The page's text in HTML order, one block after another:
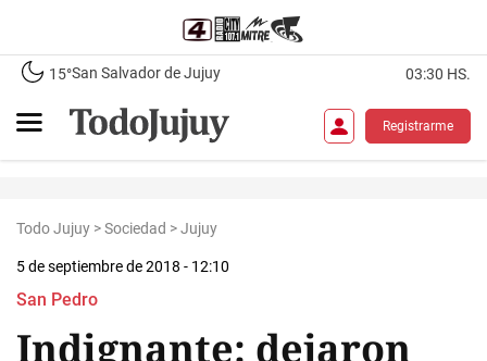
15°San Salvador de Jujuy 03:30 HS.
Registrarme
Todo Jujuy >Sociedad >Jujuy
5 de septiembre de 2018 - 12:10
San Pedro
Indignante: dejaron